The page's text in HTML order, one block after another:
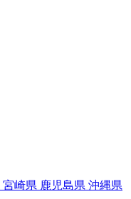
宮崎県 鹿児島県 沖縄県